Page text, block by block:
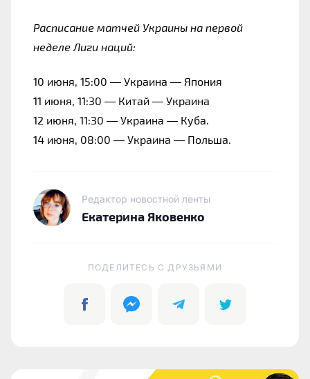
Расписание матчей Украины на первой
неделе Лиги наций:
10 июня, 15:00 — Украина — Япония
11 июня, 11:30 — Китай — Украина
12 июня, 11:30 — Украина — Куба.
14 июня, 08:00 — Украина — Польша.
Редактор новостной ленты
Екатерина Яковенко
ПОДЕЛИТЕСЬ C ДРУЗЬЯМИ